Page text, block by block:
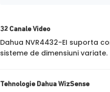
32 Canale Video
Dahua NVR4432-EI suporta
sisteme de dimensiuni variate.
Tehnologie Dahua WizSense